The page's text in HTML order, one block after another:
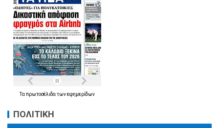
Ταπρωτοσέλιδατωνεφημερίδων
ΠΟΛΙΤΙΚΗ